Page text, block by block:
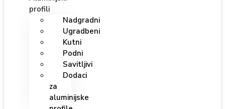
profili
Nadgradni
Ugradbeni
Kutni
Podni
Savitljivi
Dodaci
za
aluminijske